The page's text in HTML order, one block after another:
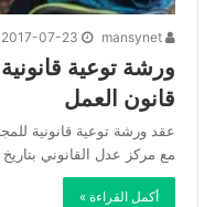
2017-07-23
ورشة توعية
قانون العمل
عقد ورشة توعية قانونية
مع مركز عدل القانوني بتاريخ 23/7/2017 في مقر الجمعية
أكمل القراءة »